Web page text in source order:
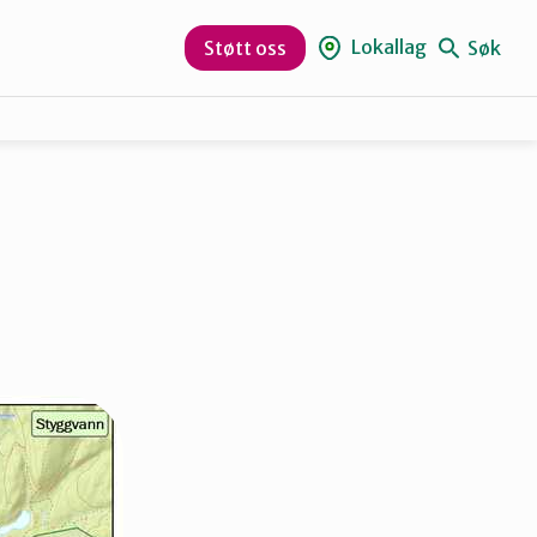
Nesodden
Støtt oss Lokallag Søk